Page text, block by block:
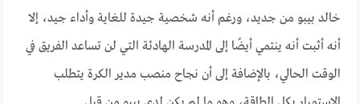
خالد بيبو من جديد، ورغم أنه شخصية جيدة للغاية وأداء جيد، إلا
أنه أثبت أنه ينتمي أيضًا إلى المدرسة الهادئة التي لن تساعد الفريق في
الوقت الحالي، بالإضافة إلى أن نجاح منصب مدير الكرة يتطلب